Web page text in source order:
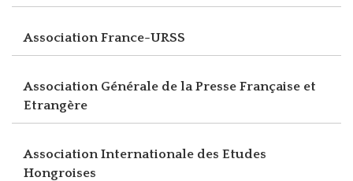
Association France-URSS
Association Générale de la Presse Française et
Etrangère
Association Internationale des Etudes
Hongroises